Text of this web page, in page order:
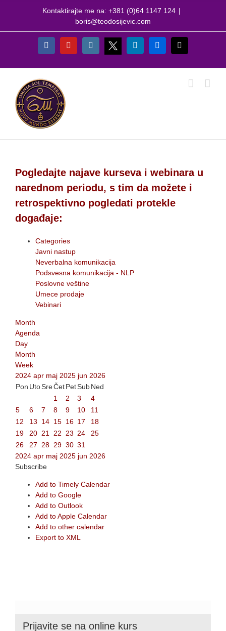
Kontaktirajte me na: +381 (0)64 1147 124 |
boris@teodosijevic.com
FacebookYouTubeInstagram
X LinkedInFlickr
Pogledajte najave kurseva i webinara u
narednom periodu, s tim da možete i
retrospektivno pogledati protekle
događaje:
Categories
Javni nastup
Neverbalna komunikacija
Podsvesna komunikacija - NLP
Poslovne veštine
Umece prodaje
Vebinari
Month
Agenda
Day
Month
Week
2024 apr maj 2025 jun 2026
Pon UtoSreČetPetSubNed
1
2 3
4
5
6 7 8 9 10
11
12
13 14 15 16 17
18
19
20 21 22 23 24
25
26
27 28 29 30 31
2024 apr maj 2025 jun 2026
Subscribe
Add to Timely Calendar
Add to Google
Add to Outlook
Add to Apple Calendar
Add to other calendar
Export to XML
Prijavite se na online kurs